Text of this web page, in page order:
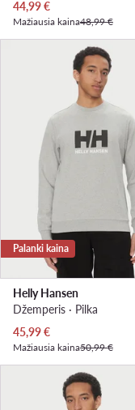
Dabartinė kaina
44,99€
Mažiausia kaina48,99 €
Palanki kaina
Helly Hansen
Džemperis · Pilka
Dabartinė kaina
45,99€
Mažiausia kaina50,99 €